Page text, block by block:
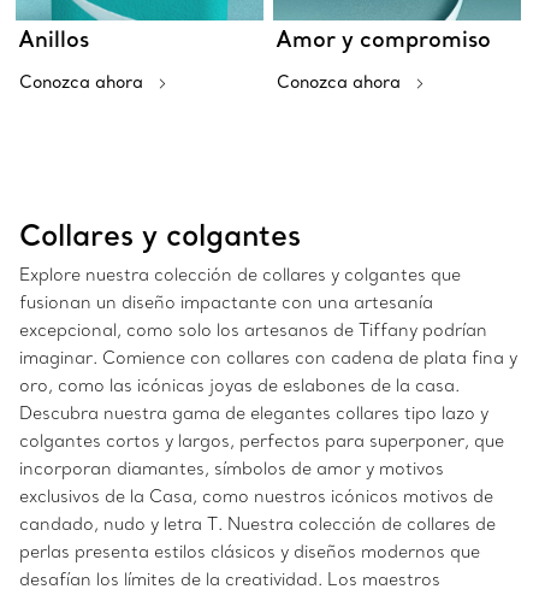
Anillos
Conozca ahora
Amor y compromiso
Conozca ahora
Collares y colgantes
Explore nuestra colección de collares y colgantes que
fusionan un diseño impactante con una artesanía
excepcional, como solo los artesanos de Tiffany podrían
imaginar. Comience con collares con cadena de plata fina y
oro, como las icónicas joyas de eslabones de la casa.
Descubra nuestra gama de elegantes collares tipo lazo y
colgantes cortos y largos, perfectos para superponer, que
incorporan diamantes, símbolos de amor y motivos
exclusivos de la Casa, como nuestros icónicos motivos de
candado, nudo y letra T. Nuestra colección de collares de
perlas presenta estilos clásicos y diseños modernos que
desafían los límites de la creatividad. Los maestros